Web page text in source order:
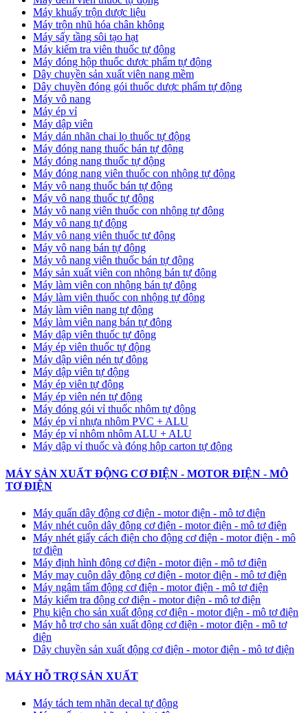
Máy khuấy trộn dược liệu
Máy trộn nhũ hóa chân không
Máy sấy tầng sôi tạo hạt
Máy kiểm tra viên thuốc tự động
Máy đóng hộp thuốc dược phẩm tự động
Dây chuyền sản xuất viên nang mềm
Dây chuyền đóng gói thuốc dược phẩm tự động
Máy vô nang
Máy ép vỉ
Máy dập viên
Máy dán nhãn chai lọ thuốc tự động
Máy đóng nang thuốc bán tự động
Máy đóng nang thuốc tự động
Máy đóng nang viên thuốc con nhộng tự động
Máy vô nang thuốc bán tự động
Máy vô nang thuốc tự động
Máy vô nang viên thuốc con nhộng tự động
Máy vô nang tự động
Máy vô nang viên thuốc tự động
Máy vô nang bán tự động
Máy vô nang viên thuốc bán tự động
Máy sản xuất viên con nhộng bán tự động
Máy làm viên con nhộng bán tự động
Máy làm viên thuốc con nhộng tự động
Máy làm viên nang tự động
Máy làm viên nang bán tự động
Máy dập viên thuốc tự động
​Máy ép viên thuốc tự động
​Máy dập viên nén tự động
​Máy dập viên tự động
Máy ép viên tự động
​Máy ép viên nén tự động
Máy đóng gói vỉ thuốc nhôm tự động
​Máy ép vỉ nhựa nhôm PVC + ALU
​Máy ép vỉ nhôm nhôm ALU + ALU
Máy dập vỉ thuốc và đóng hộp carton tự động
MÁY SẢN XUẤT ĐỘNG CƠ ĐIỆN - MOTOR ĐIỆN - MÔ
TƠ ĐIỆN
Máy quấn dây động cơ điện - motor điện - mô tơ điện
Máy nhét cuộn dây động cơ điện - motor điện - mô tơ điện
Máy nhét giấy cách điện cho động cơ điện - motor điện - mô
tơ điện
Máy định hình động cơ điện - motor điện - mô tơ điện
Máy may cuộn dây động cơ điện - motor điện - mô tơ điện
Máy ngâm tẩm động cơ điện - motor điện - mô tơ điện
Máy kiểm tra động cơ điện - motor điện - mô tơ điện
Phụ kiện cho sản xuất động cơ điện - motor điện - mô tơ điện
Máy hỗ trợ cho sản xuất động cơ điện - motor điện - mô tơ
điện
Dây chuyền sản xuất động cơ điện - motor điện - mô tơ điện
MÁY HỖ TRỢ SẢN XUẤT
Máy tách tem nhãn decal tự động